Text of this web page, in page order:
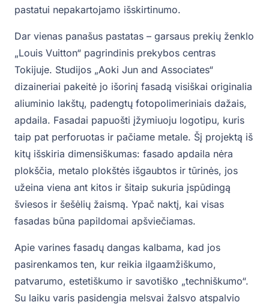
pastatui nepakartojamo išskirtinumo.
Dar vienas panašus pastatas – garsaus prekių ženklo
„Louis Vuitton“ pagrindinis prekybos centras
Tokijuje. Studijos „Aoki Jun and Associates“
dizaineriai pakeitė jo išorinį fasadą visiškai originalia
aliuminio lakštų, padengtų fotopolimeriniais dažais,
apdaila. Fasadai papuošti įžymiuoju logotipu, kuris
taip pat perforuotas ir pačiame metale. Šį projektą iš
kitų išskiria dimensiškumas: fasado apdaila nėra
plokščia, metalo plokštės išgaubtos ir tūrinės, jos
užeina viena ant kitos ir šitaip sukuria įspūdingą
šviesos ir šešėlių žaismą. Ypač naktį, kai visas
fasadas būna papildomai apšviečiamas.
Apie varines fasadų dangas kalbama, kad jos
pasirenkamos ten, kur reikia ilgaamžiškumo,
patvarumo, estetiškumo ir savotiško „techniškumo“.
Su laiku varis pasidengia melsvai žalsvo atspalvio